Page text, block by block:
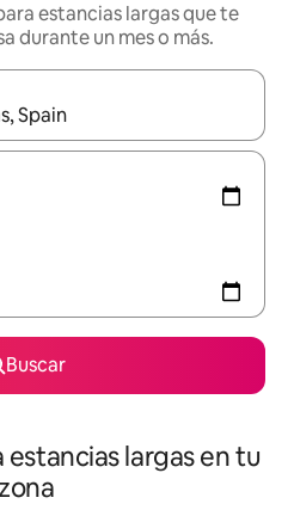
estancias largas que te
durante un mes o más.
disponibles, podrás navegar
Buscar
largas en tu
zona